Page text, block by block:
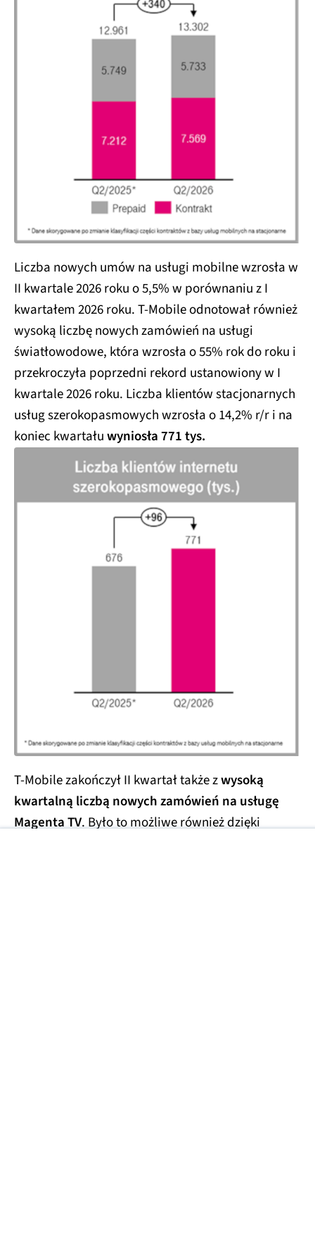
Liczba nowych umów na usługi mobilne wzrosła w
II kwartale 2026 roku o 5,5% w porównaniu z I
kwartałem 2026 roku. T-Mobile odnotował również
wysoką liczbę nowych zamówień na usługi
światłowodowe, która wzrosła o 55% rok do roku i
przekroczyła poprzedni rekord ustanowiony w I
kwartale 2026 roku. Liczba klientów stacjonarnych
usług szerokopasmowych wzrosła o 14,2% r/r i na
koniec kwartałuwyniosła 771 tys.
T-Mobile zakończył II kwartał także zwysoką
kwartalną liczbą nowych zamówień na usługę
Magenta TV. Było to możliwe również dzięki